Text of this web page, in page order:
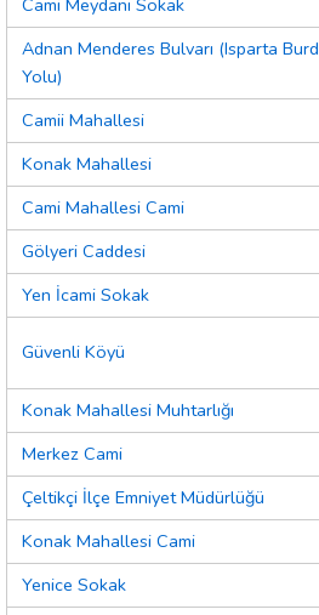
Cami Meydanı Sokak
Adnan Menderes Bulvarı (Isparta
Yolu)
Camii Mahallesi
Konak Mahallesi
Cami Mahallesi Cami
Gölyeri Caddesi
Yen İcami Sokak
Güvenli Köyü
Konak Mahallesi Muhtarlığı
Merkez Cami
Çeltikçi İlçe Emniyet Müdürlüğü
Konak Mahallesi Cami
Yenice Sokak